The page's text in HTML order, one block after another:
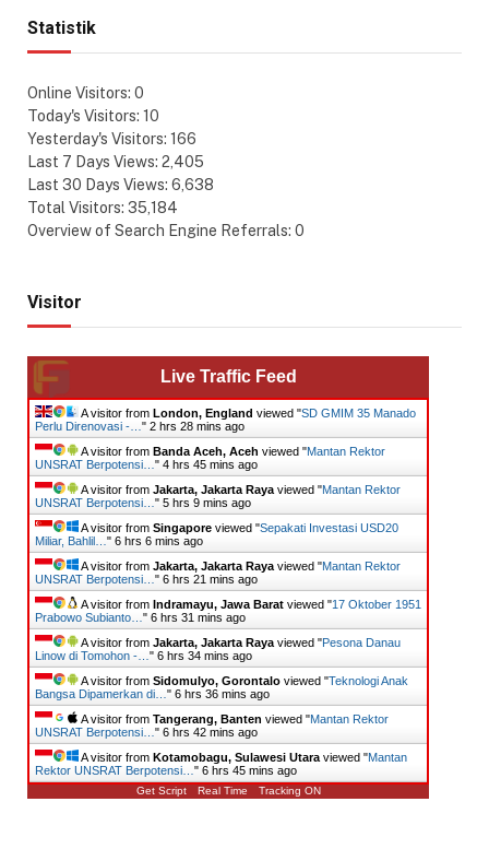
Statistik
Online Visitors: 0
Today's Visitors: 10
Yesterday's Visitors: 166
Last 7 Days Views: 2,405
Last 30 Days Views: 6,638
Total Visitors: 35,184
Overview of Search Engine Referrals: 0
Visitor
Live Traffic Feed
A visitor from London, England viewed "SD GMIM 35 Manado
Perlu Direnovasi -… " 2 hrs 28 mins ago
A visitor from Banda Aceh, Aceh viewed "Mantan Rektor
UNSRAT Berpotensi… " 4 hrs 45 mins ago
A visitor from Jakarta, Jakarta Raya viewed "Mantan Rektor
UNSRAT Berpotensi… " 5 hrs 9 mins ago
A visitor from Singapore viewed "Sepakati Investasi USD20
Miliar, Bahlil… " 6 hrs 6 mins ago
A visitor from Jakarta, Jakarta Raya viewed "Mantan Rektor
UNSRAT Berpotensi… " 6 hrs 21 mins ago
A visitor from Indramayu, Jawa Barat viewed "17 Oktober 1951
Prabowo Subianto… " 6 hrs 31 mins ago
A visitor from Jakarta, Jakarta Raya viewed "Pesona Danau
Linow di Tomohon -… " 6 hrs 34 mins ago
A visitor from Sidomulyo, Gorontalo viewed "Teknologi Anak
Bangsa Dipamerkan di… " 6 hrs 36 mins ago
A visitor from Tangerang, Banten viewed "Mantan Rektor
UNSRAT Berpotensi… " 6 hrs 42 mins ago
A visitor from Kotamobagu, Sulawesi Utara viewed "Mantan
Rektor UNSRAT Berpotensi… " 6 hrs 45 mins ago
Get Script Real Time Tracking ON